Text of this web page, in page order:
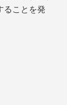
ることを発